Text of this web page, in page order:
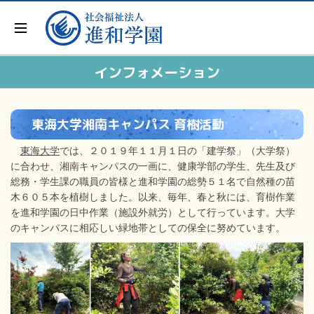
インフォメーション
東海大学湘南キャンパス 育樹活動
東海大学では、２０１９年１１月１日の「建学祭」（大学祭）
に合わせ、湘南キャンパスの一画に、健康学部の学生、先生及び
総務・学生課の職員の皆様と進和学園の総勢５１名で自然種の苗
木６０５本を植樹しました。以来、毎年、春と秋には、育樹作業
を進和学園の日中作業（施設外就労）として行っています。大学
のキャンパスに相応しい緑地帯としての保全に努めています。